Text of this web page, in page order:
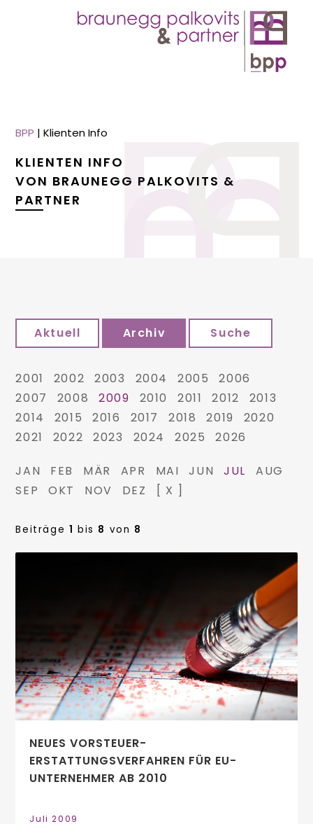
BPP |Klienten Info
KLIENTEN INFO
VON BRAUNEGG PALKOVITS &
PARTNER
Aktuell Archiv Suche
2001 2002 2003 2004 2005
2006
2007
2008 2009 2010 2011 2012
2013
2014
2015 2016 2017 2018 2019
2020
2021
2022 2023 2024 2025 2026
JAN FEB MÄR APR MAI JUN JUL
AUG
SEP
OKT NOV DEZ [ X ]
Beiträge 1 bis 8 von 8
NEUES VORSTEUER-
ERSTATTUNGSVERFAHREN FÜR EU-
UNTERNEHMER AB 2010
Juli 2009